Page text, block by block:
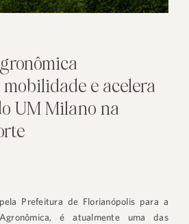
e acelera
UM Milano na
Prefeitura de Florianópolis para a
é atualmente uma das